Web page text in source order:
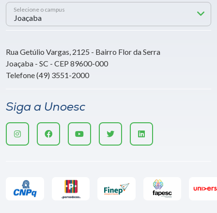
Selecione o campus
Rua Getúlio Vargas, 2125 - Bairro Flor da Serra
Joaçaba - SC - CEP 89600-000
Telefone (49) 3551-2000
Siga a Unoesc